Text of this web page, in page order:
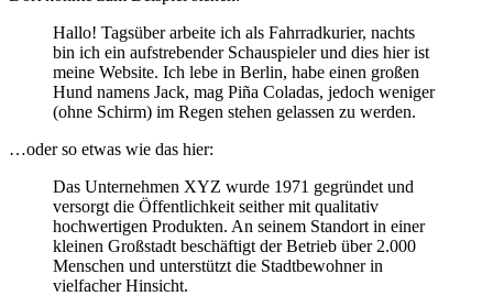
Hallo! Tagsüber arbeite ich als Fahrradkurier, nachts
bin ich ein aufstrebender Schauspieler und dies hier ist
meine Website. Ich lebe in Berlin, habe einen großen
Hund namens Jack, mag Piña Coladas, jedoch weniger
(ohne Schirm) im Regen stehen gelassen zu werden.
…oder so etwas wie das hier:
Das Unternehmen XYZ wurde 1971 gegründet und
versorgt die Öffentlichkeit seither mit qualitativ
hochwertigen Produkten. An seinem Standort in einer
kleinen Großstadt beschäftigt der Betrieb über 2.000
Menschen und unterstützt die Stadtbewohner in
vielfacher Hinsicht.